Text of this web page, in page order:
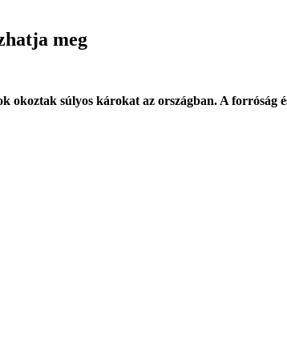
meg
súlyos károkat az országban. A forróság